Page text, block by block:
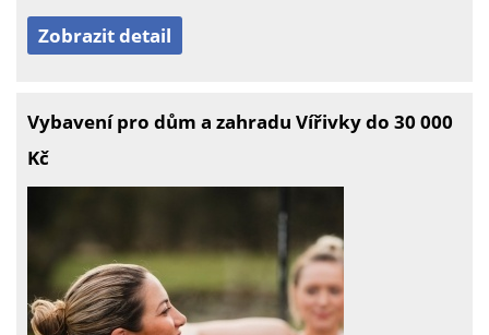
Zobrazit detail
Vybavení pro dům a zahradu Vířivky do 30 000
Kč